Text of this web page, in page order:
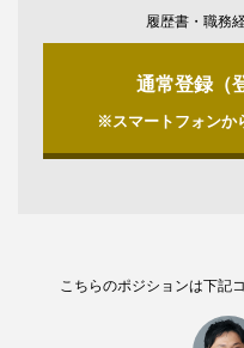
履歴書・職務
通常登録（
※スマートフォンか
こちらのポジションは下記